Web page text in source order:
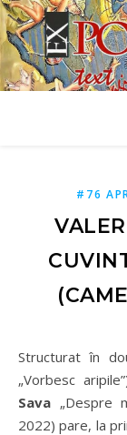
#76
Structurat în două cicluri de poeme („Despre mine” și
„Vorbesc
Sava „Despre
2022) pare, la